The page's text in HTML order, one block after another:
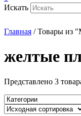
Искать
Главная /Товары из
желтые
Представлено 3